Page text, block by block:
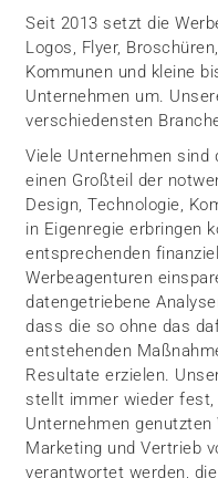
Seit 2013 setzt die
Logos, Flyer,
Kommunen und kleine
Unternehmen um.
verschiedensten
Viele Unternehmen sind
einen Großteil der
Design, Technologie,
in Eigenregie erbringen
entsprechenden
Werbeagenturen
datengetriebene
dass die so ohne das
entstehenden
Resultate erzielen.
stellt immer wieder
Unternehmen
Marketing und Vertrieb
verantwortet werden,